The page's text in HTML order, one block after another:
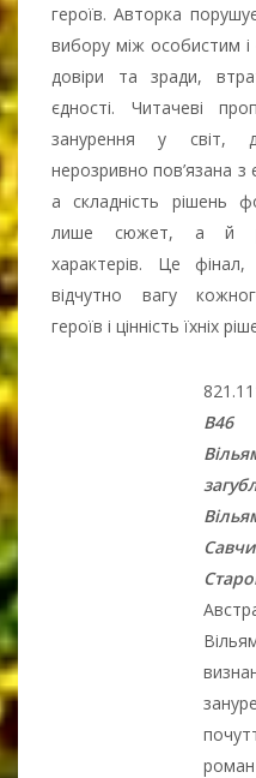
героїв. Авторка
вибору між особистим і
довіри та зради,
єдності. Читачеві
занурення у світ,
нерозривно пов’язана з
а складність рішень
лише сюжет, а й
характерів. Це
відчутно вагу
героїв і цінність їхніх
В46
роман